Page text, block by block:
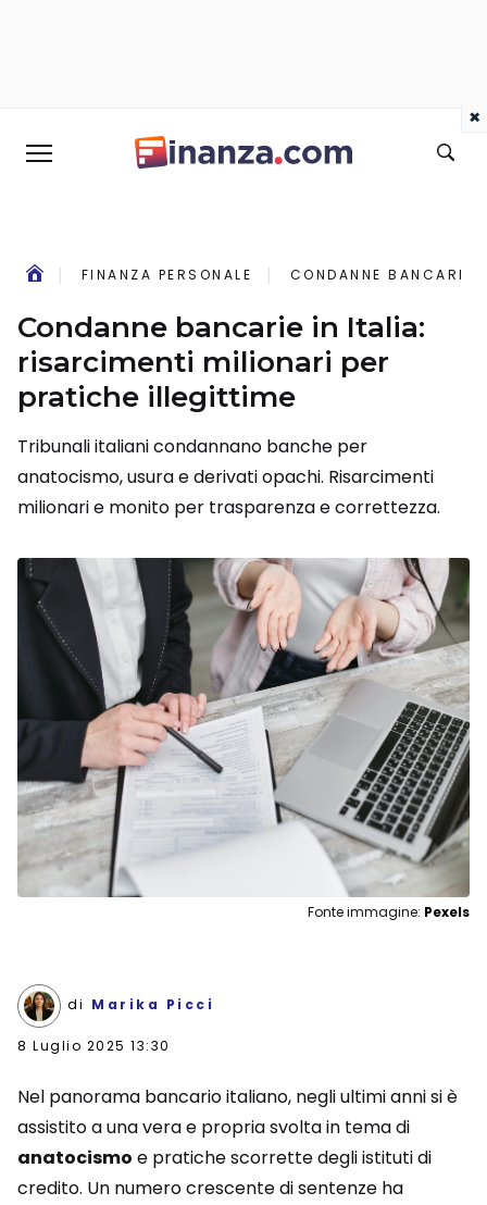
FINANZA PERSONALE CONDANNE BANCARIE
Condanne bancarie in Italia:
risarcimenti milionari per
pratiche illegittime
Tribunali italiani condannano banche per
anatocismo, usura e derivati opachi. Risarcimenti
milionari e monito per trasparenza e correttezza.
Fonte immagine: Pexels
di Marika Picci
8 Luglio 2025 13:30
Nel panorama bancario italiano, negli ultimi anni si è
assistito a una vera e propria svolta in tema di
anatocismo e pratiche scorrette degli istituti di
credito. Un numero crescente di sentenze ha
×